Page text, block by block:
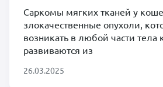
Саркомы мягких тканей у
злокачественные опухоли,
возникать в любой части
развиваются из
26.03.2025